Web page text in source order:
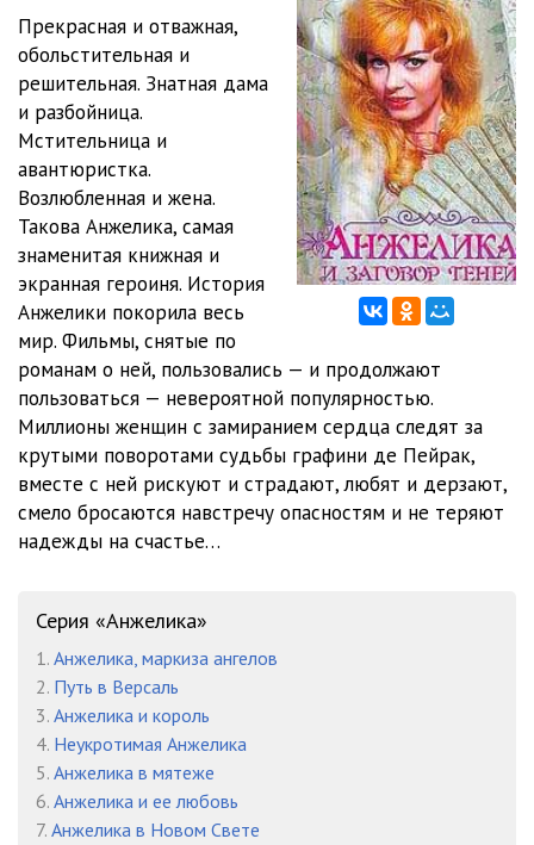
08-3 58:46
08-4 58:06
09-1 1:02:01
09-2 1:01:56
09-3 1:00:52
1:02:22
Прекрасная и отважная,
обольстительная и
решительная. Знатная дама
и разбойница.
Мстительница и
авантюристка.
Возлюбленная и жена.
Такова Анжелика, самая
знаменитая книжная и
экранная героиня. История
Анжелики покорила весь
мир. Фильмы, снятые по
романам о ней, пользовались — и продолжают
пользоваться — невероятной популярностью.
Миллионы женщин с замиранием сердца следят за
крутыми поворотами судьбы графини де Пейрак,
вместе с ней рискуют и страдают, любят и дерзают,
смело бросаются навстречу опасностям и не теряют
надежды на счастье…
Серия «Анжелика»
1. Анжелика, маркиза ангелов
2. Путь в Версаль
3. Анжелика и король
4. Неукротимая Анжелика
5. Анжелика в мятеже
6. Анжелика и ее любовь
7. Анжелика в Новом Свете